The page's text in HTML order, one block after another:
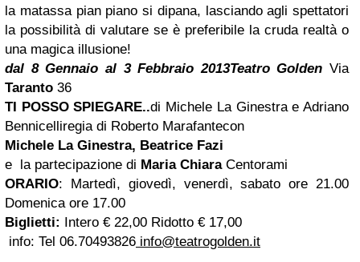
la matassa pian piano si dipana, lasciando agli spettatori
la possibilità di valutare se è preferibile la cruda realtà o
una magica illusione!
dal 8 Gennaio al 3 Febbraio 2013Teatro Golden Via
Taranto 36
TI POSSO SPIEGARE..di Michele La Ginestra e Adriano
Bennicelliregia di Roberto Marafantecon
Michele La Ginestra, Beatrice Fazi
e la partecipazione di Maria ChiaraCentorami
ORARIO: Martedì, giovedì, venerdì, sabato ore 21.00
Domenica ore 17.00
Biglietti: Intero € 22,00 Ridotto € 17,00
info: Tel 06.70493826 info@teatrogolden.it